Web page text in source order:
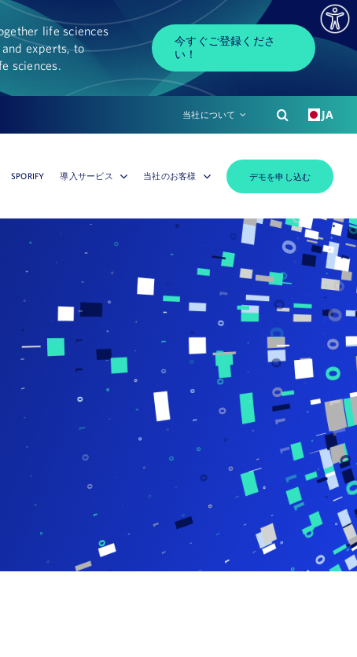
life sciences
experts, to
sciences.
今すぐご登録くださ
い！
当社について JA
SPORIFY 導入サービス 当社のお客様 デモを申し込む